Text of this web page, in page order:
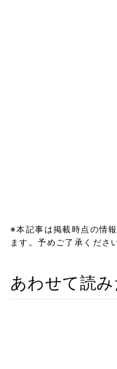
※本記事は掲載時点の情
ます。予めご了承くださ
あわせて読